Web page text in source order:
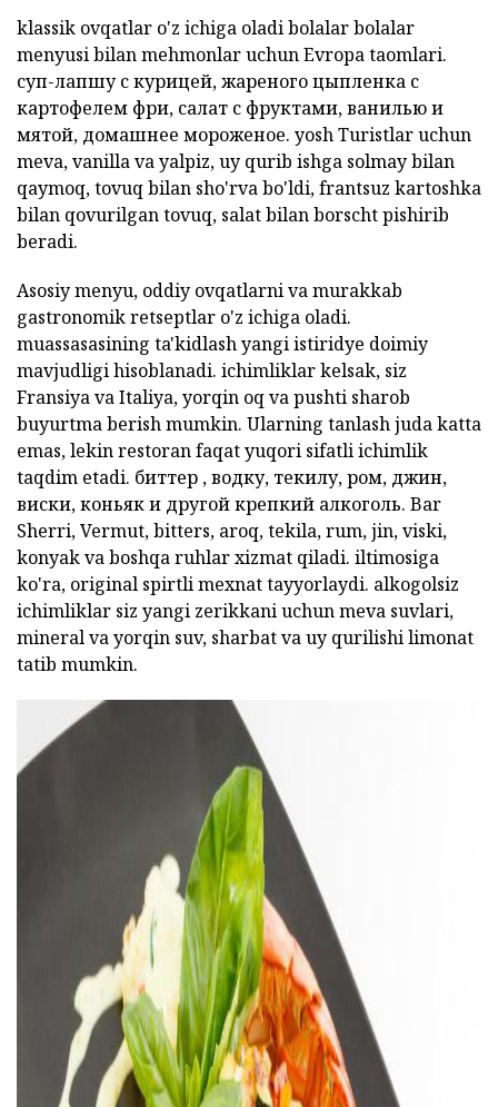
klassik ovqatlar o'z ichiga oladi bolalar bolalar
menyusi bilan mehmonlar uchun Evropa taomlari.
суп-лапшус курицей, жареного цыпленка с
картофелем фри, салат с фруктами, ванилью и
мятой, домашнее мороженое. yosh Turistlar uchun
meva, vanilla va yalpiz, uy qurib ishga solmay bilan
qaymoq,tovuq bilan sho'rvabo'ldi,frantsuz kartoshka
bilan qovurilgan tovuq, salatbilan borscht pishirib
beradi.
Asosiy menyu, oddiy ovqatlarni va murakkab
gastronomik retseptlar o'z ichiga oladi.
muassasasining ta'kidlash yangi istiridye doimiy
mavjudligi hisoblanadi. ichimliklar kelsak, siz
Fransiya va Italiya, yorqin oq va pushti sharob
buyurtma berish mumkin. Ularning tanlash juda katta
emas, lekin restoran faqat yuqori sifatli ichimlik
taqdim etadi. биттер , водку, текилу, ром, джин,
виски, коньяк и другой крепкий алкоголь. Bar
Sherri, Vermut,bitters, aroq, tekila, rum, jin, viski,
konyak va boshqa ruhlarxizmat qiladi. iltimosiga
ko'ra, original spirtli mexnat tayyorlaydi. alkogolsiz
ichimliklar siz yangi zerikkani uchun meva suvlari,
mineral va yorqin suv, sharbat va uy qurilishi limonat
tatib mumkin.